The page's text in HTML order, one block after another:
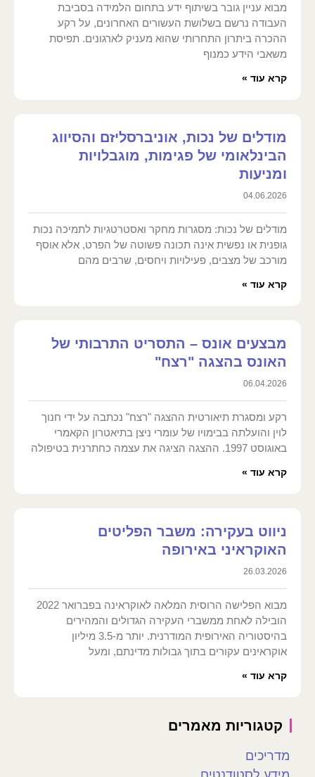
מבוא עניין גובר בשיתוף ידע בתחום הלמידה בסביבת
העבודה נרשם בשלושת העשורים האחרונים, על רקע
ההכרה ביתרון התחרותי שהוא מעניק לארגונים. תפיסת
משאבי הידע כמנוף
קרא עוד »
מודלים של נכות, אוניברסליזם והסיווג
הבינלאומי של פגימות, מוגבלויות
ומניעות
04.06.2026
מודלים של נכות: מסגרות מחקר ואסטרטגיות לתמיכה נכות
גופנית או נפשית אינה תכונה פשוטה של הפרט, אלא אוסף
מורכב של מצבים, פעילויות ויחסים, שרבים מהם
קרא עוד »
מבצעים אונס – התסריט התרבותי של
האונס בהצגה "רצח"
06.04.2026
רקע ומסגרת תיאורטית ההצגה "רצח" נכתבה על ידי חנוך
לוין והועלתה בבימויו של עומרי ניצן בתיאטרון הקאמרי
באוגוסט 1997. ההצגה הציגה את עצמה כחתרנית בטיפולה
קרא עוד »
ניווט בעקירה: משבר הפליטים
האוקראיני באירופה
26.03.2026
מבוא הפלישה הרוסית המלאה לאוקראינה בפברואר 2022
הובילה לאחת ממשברי העקירה הגדולים והמהירים
בהיסטוריה האירופית המודרנית. יותר מ-3.5 מיליון
אוקראינים עקורים בתוך גבולות מדינתם, ומעל
קרא עוד »
קטגוריות מאמרים
מדריכים